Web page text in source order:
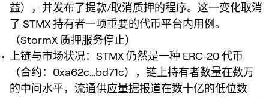
益），并发布了提款/取消质押的程序。这一变化取消
了 STMX 持有者一项重要的代币平台内用例。
（StormX 质押服务停止）
上链与市场状况：STMX 仍然是一种 ERC-20 代币
（合约：0xa62c…bd71c），链上持有者数量在数万
的中间水平，流通供应量据报道在数十亿的低位数